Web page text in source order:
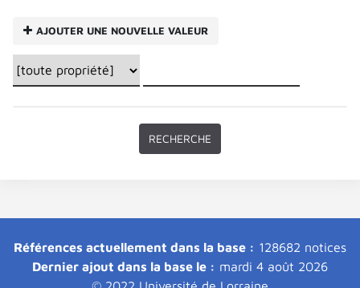
AJOUTER UNE NOUVELLE VALEUR
Références actuellement dans la base : 128682 notices
Dernier ajout dans la base le : mardi 4 août 2026